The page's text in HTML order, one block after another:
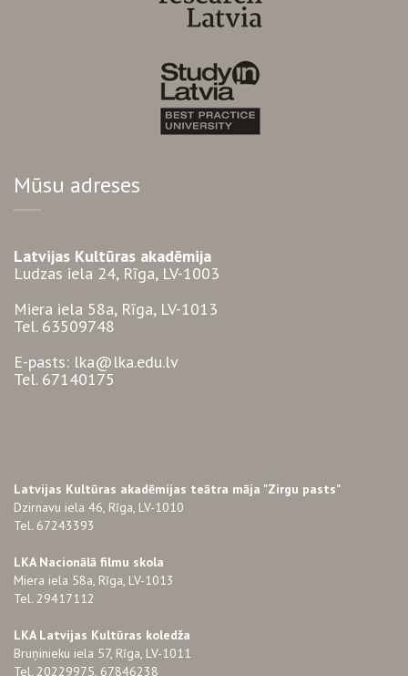
Mūsu adreses
Latvijas Kultūras akadēmija
Ludzas iela 24, Rīga, LV-1003
Miera iela 58a, Rīga, LV-1013
Tel. 63509748
E-pasts: lka@lka.edu.lv
Tel. 67140175
Latvijas Kultūras akadēmijas teātra māja "Zirgu pasts"
Dzirnavu iela 46, Rīga, LV-1010
Tel. 67243393
LKA Nacionālā filmu skola
Miera iela 58a, Rīga, LV-1013
Tel. 29417112
LKA Latvijas Kultūras koledža
Bruņinieku iela 57, Rīga, LV-1011
Tel. 20229975, 67846238